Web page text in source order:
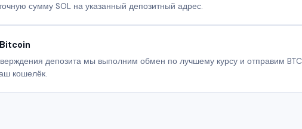
сумму SOL на указанный депозитный адрес.
депозита мы выполним обмен по лучшему курсу и отправим BTC
кошелёк.